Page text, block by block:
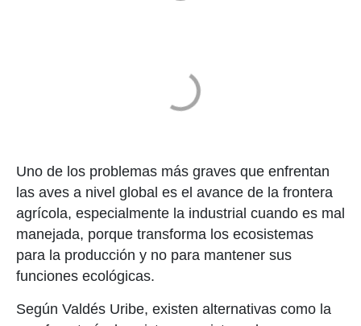
Uno de los problemas más graves que enfrentan
las aves a nivel global es el avance de la frontera
agrícola, especialmente la industrial cuando es mal
manejada, porque transforma los ecosistemas
para la producción y no para mantener sus
funciones ecológicas.
Según Valdés Uribe, existen alternativas como la